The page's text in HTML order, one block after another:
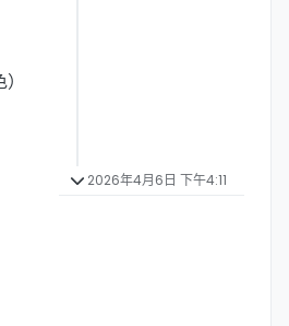
2026年4月6日 下午4:11